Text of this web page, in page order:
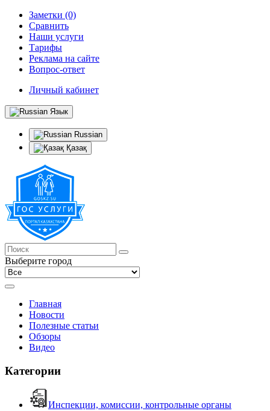
Заметки (0)
Сравнить
Наши услуги
Тарифы
Реклама на сайте
Вопрос-ответ
Личный кабинет
Язык
Russian
Қазақ
Выберите город
Главная
Новости
Полезные статьи
Обзоры
Видео
Категории
Инспекции, комиссии, контрольные органы